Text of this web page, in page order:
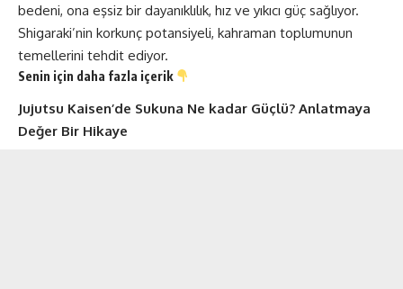
bedeni, ona eşsiz bir dayanıklılık, hız ve yıkıcı güç sağlıyor.
Shigaraki’nin korkunç potansiyeli, kahraman toplumunun
temellerini tehdit ediyor.
Senin için daha fazla içerik
Jujutsu Kaisen’de Sukuna Ne kadar Güçlü? Anlatmaya
Değer Bir Hikaye